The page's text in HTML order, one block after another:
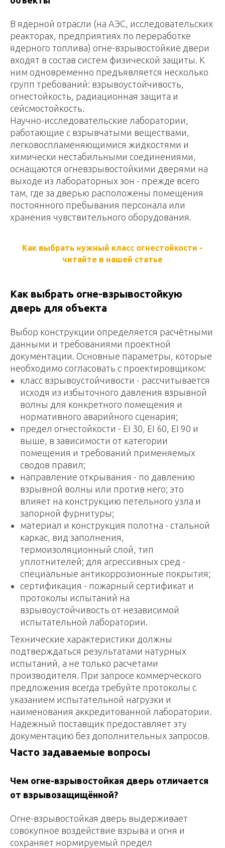
В ядерной отрасли (на АЭС, исследовательских
реакторах, предприятиях по переработке
ядерного топлива) огне-взрывостойкие двери
входят в состав систем физической защиты. К
ним одновременно предъявляется несколько
групп требований: взрывоустойчивость,
огнестойкость, радиационная защита и
сейсмостойкость.
Научно-исследовательские лаборатории,
работающие с взрывчатыми веществами,
легковоспламеняющимися жидкостями и
химически нестабильными соединениями,
оснащаются огневзрывостойкими дверями на
выходе из лабораторных зон - прежде всего
там, где за дверью расположены помещения
постоянного пребывания персонала или
хранения чувствительного оборудования.
Как выбрать нужный класс огнестойкости -
читайте в нашей статье
Как выбрать огне-взрывостойкую
дверь для объекта
Выбор конструкции определяется расчётными
данными и требованиями проектной
документации. Основные параметры, которые
необходимо согласовать с проектировщиком:
класс взрывоустойчивости - рассчитывается
исходя из избыточного давления взрывной
волны для конкретного помещения и
нормативного аварийного сценария;
предел огнестойкости - EI 30, EI 60, EI 90 и
выше, в зависимости от категории
помещения и требований применяемых
сводов правил;
направление открывания - по давлению
взрывной волны или против него; это
влияет на конструкцию петельного узла и
запорной фурнитуры;
материал и конструкция полотна - стальной
каркас, вид заполнения,
термоизоляционный слой, тип
уплотнителей; для агрессивных сред -
специальные антикоррозионные покрытия;
сертификация - пожарный сертификат и
протоколы испытаний на
взрывоустойчивость от независимой
испытательной лаборатории.
Технические характеристики должны
подтверждаться результатами натурных
испытаний, а не только расчетами
производителя. При запросе коммерческого
предложения всегда требуйте протоколы с
указанием испытательной нагрузки и
наименования аккредитованной лаборатории.
Надежный поставщик предоставляет эту
документацию без дополнительных запросов.
Часто задаваемые вопросы
Чем огне-взрывостойкая дверь отличается
от взрывозащищённой?
Огне-взрывостойкая дверь выдерживает
совокупное воздействие взрыва и огня и
сохраняет нормируемый предел